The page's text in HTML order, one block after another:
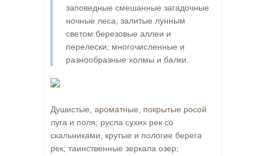
заповедные смешанные загадочные
ночные леса, залитые лунным
светом березовые аллеи и
перелески; многочисленные и
разнообразные холмы и балки.
Душистые, ароматные, покрытые росой
луга и поля; русла сухих рек со
скальниками, крутые и пологие берега
рек; таинственные зеркала озер;